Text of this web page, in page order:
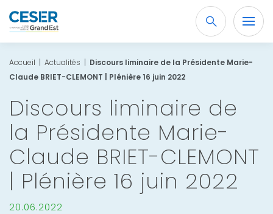
Recherche
OK
Accueil | Actualités | Discours liminaire de la Présidente Marie-
Claude BRIET-CLEMONT | Plénière 16 juin 2022
Discours liminaire de
la Présidente Marie-
Claude BRIET-CLEMONT
| Plénière 16 juin 2022
20.06.2022